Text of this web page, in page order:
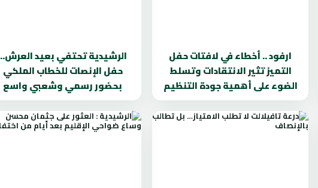
ارفود .. أخطاء في لافتات حفل
التميز تثير الانتقادات وتسلط
الضوء على أهمية جودة التنظيم
الرشيدية تحتفي بعيد العرش..
حفل الإنصات للخطاب الملكي
بحضور رسمي وشعبي واسع